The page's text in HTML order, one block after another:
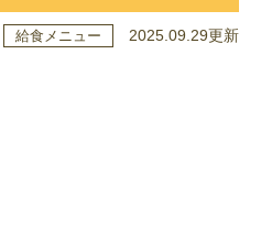
給食メニュー 2025.09.29更新